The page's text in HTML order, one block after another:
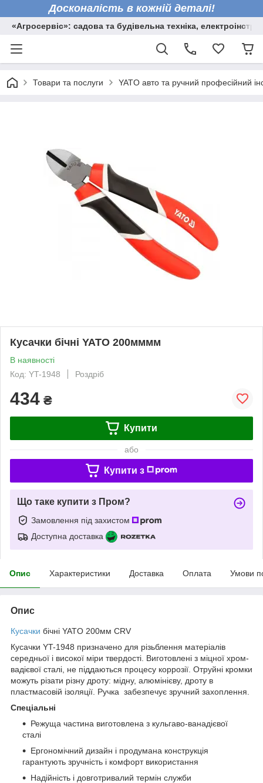
Досконалість в кожній деталі!
«Агросервіс»: садова та будівельна техніка,
Товари та послуги YATO авто та ручний професійний
Кусачки бічні YATO 200мммм
В наявності
Код: YT-1948
Роздріб
434 ₴
Купити
або
Купити з
Що таке купити з Пром?
Замовлення під захистом
Доступна доставка
Опис Характеристики Доставка Оплата Умови
Опис
Кусачки бічні YATO 200мм CRV
Кусачки YT-1948 призначено для різьблення матеріалів
середньої і високої міри твердості. Виготовлені з міцної хром-
вадієвої сталі, не піддаються процесу коррозії. Отруйні кромки
можуть різати різну дроту: мідну, алюмінієву, дроту в
пластмасовій ізоляції. Ручка забезпечує зручний захоплення.
Спеціальні
Режуща частина виготовлена з кульгаво-ванадієвої
сталі
Ергономічний дизайн і продумана конструкція
гарантують зручність і комфорт використання
Надійність і довготривалий термін служби